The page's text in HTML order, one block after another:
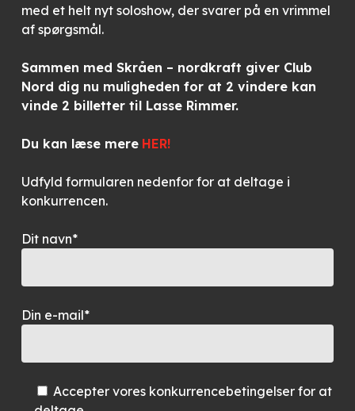
med et helt nyt soloshow, der svarer på en vrimmel
af spørgsmål.
Sammen med Skråen – nordkraft giver Club
Nord dig nu muligheden for at 2 vindere kan
vinde 2 billetter til Lasse Rimmer.
Du kan læse mere HER!
Udfyld formularen nedenfor for at deltage i
konkurrencen.
Dit navn*
Din e-mail*
Accepter vores konkurrencebetingelser for at